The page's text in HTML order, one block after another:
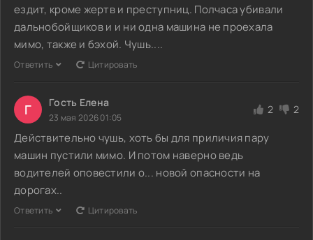
ездит, кроме жертв и преступниц. Полчаса убивали
дальнобойщиков и и ни одна машина не проехала
мимо, также и бэхой. Чушь....
Ответить Цитировать
Г Гость Елена
23 мая 2026 01:05
2 2
Действительно чушь, хоть бы для приличия пару
машин пустили мимо. И потом наверно ведь
водителей оповестили о... новой опасности на
дорогах..
Ответить Цитировать